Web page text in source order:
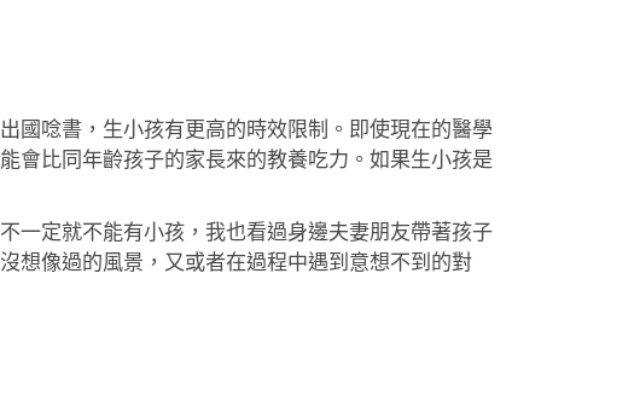
國唸書，生小孩有更高的時效限制。即使現在的醫學
會比同年齡孩子的家長來的教養吃力。如果生小孩是
一定就不能有小孩，我也看過身邊夫妻朋友帶著孩子
想像過的風景，又或者在過程中遇到意想不到的對